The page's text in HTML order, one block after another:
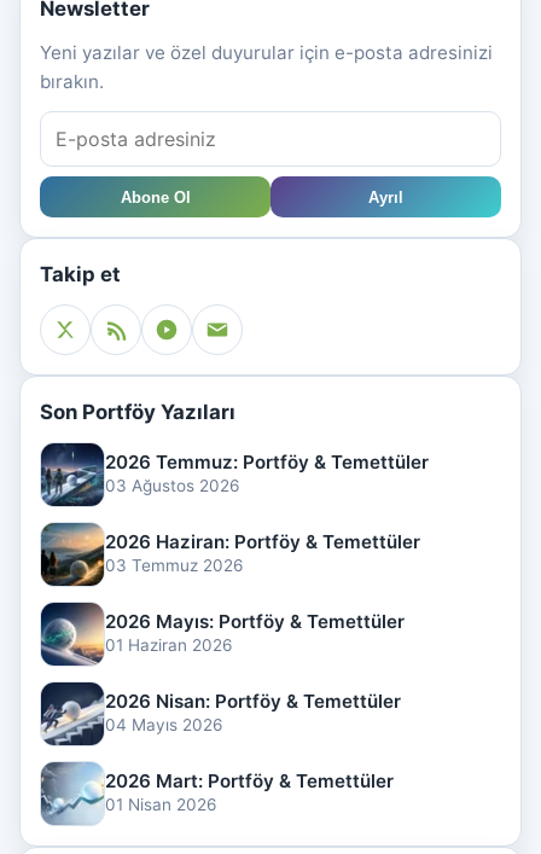
Newsletter
Yeni yazılar ve özel duyurular için e-posta adresinizi
bırakın.
Abone Ol Ayrıl
Takip et
Son Portföy Yazıları
2026 Temmuz: Portföy & Temettüler
03 Ağustos 2026
2026 Haziran: Portföy & Temettüler
03 Temmuz 2026
2026 Mayıs: Portföy & Temettüler
01 Haziran 2026
2026 Nisan: Portföy & Temettüler
04 Mayıs 2026
2026 Mart: Portföy & Temettüler
01 Nisan 2026